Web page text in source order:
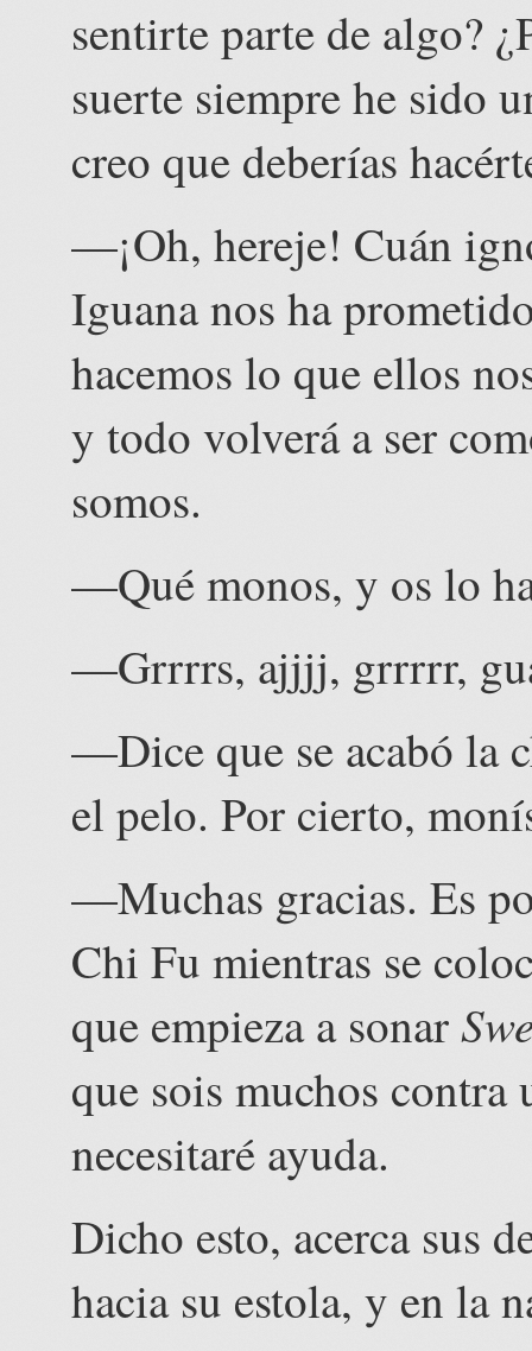
sentirte parte de algo?
suerte siempre he sido
creo que deberías
—¡Oh, hereje! Cuán
Iguana nos ha
hacemos lo que ellos
y todo volverá a ser
somos.
—Qué monos, y os lo
—Grrrrs, ajjjj, grrrrr,
—Dice que se acabó la
el pelo. Por cierto,
—Muchas gracias. Es
Chi Fu mientras se
que empieza a sonar
que sois muchos contra
necesitaré ayuda.
Dicho esto, acerca sus
hacia su estola, y en la